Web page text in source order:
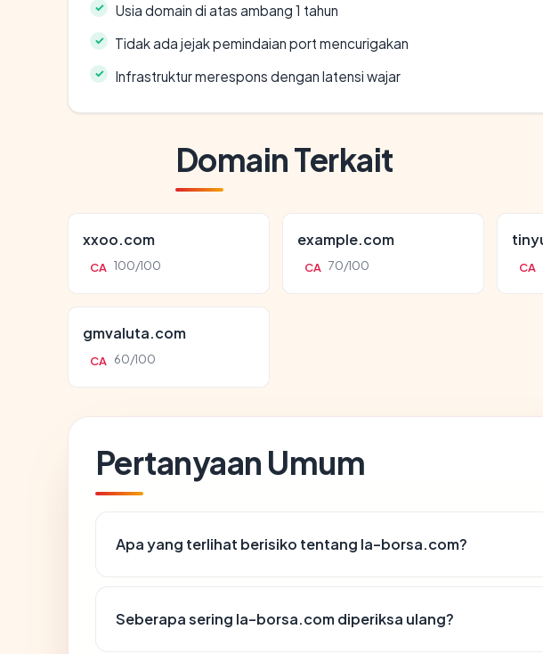
Usia domain di atas ambang 1 tahun
Tidak ada jejak pemindaian port mencurigakan
Infrastruktur merespons dengan latensi wajar
Domain Terkait
xxoo.com
CA 100/100
example.com
CA 70/100 CA
gmvaluta.com
CA 60/100
Pertanyaan Umum
Apa yang terlihat berisiko tentang la-borsa.com?
Seberapa sering la-borsa.com diperiksa ulang?